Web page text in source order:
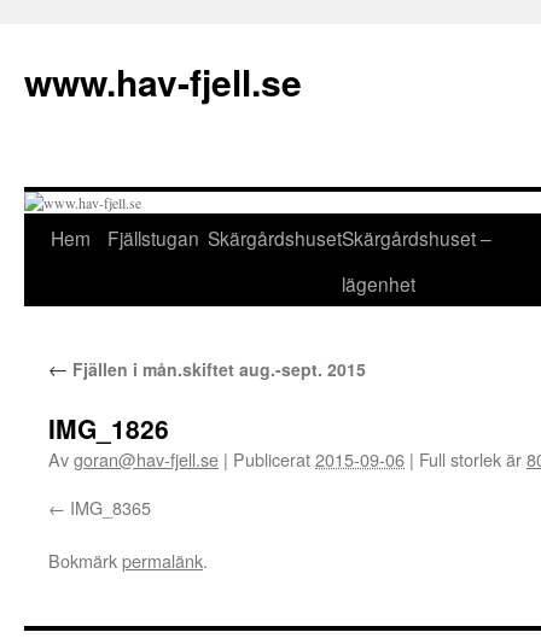
innehåll
www.hav-fjell.se
Hem Fjällstugan SkärgårdshusetSkärgårdshuset –
lägenhet
← Fjällen i mån.skiftet aug.-sept. 2015
IMG_1826
Avgoran@hav-fjell.se | Publicerat2015-09-06 | Full storlek är
IMG_8365
Bokmärkpermalänk.